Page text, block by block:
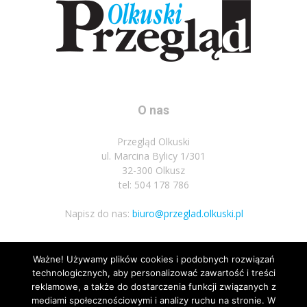
O nas
Przegląd Olkuski
ul. Marcina Bylicy 1/301
32-300 Olkusz
tel: 504 178 786
Napisz do nas: biuro@przeglad.olkuski.pl
Podążaj za nami
Ważne! Używamy plików cookies i podobnych rozwiązań
technologicznych, aby personalizować zawartość i treści
reklamowe, a także do dostarczenia funkcji związanych z
mediami społecznościowymi i analizy ruchu na stronie. W